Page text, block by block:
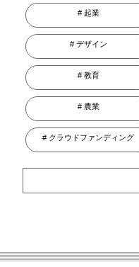
起業
デザイン
教育
農業
クラウドファンディング